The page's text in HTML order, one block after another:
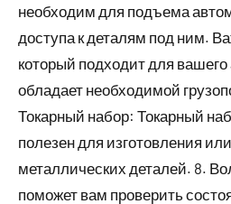
необходим для подъема
доступа к деталям под ним.
который подходит для
обладает необходимой
Токарный набор: Токарный
полезен для изготовления
металлических деталей. 8.
поможет вам проверить